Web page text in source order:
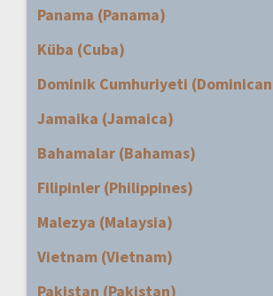
Panama (Panama)
Küba (Cuba)
Dominik Cumhuriyeti
Jamaika (Jamaica)
Bahamalar (Bahamas)
Filipinler (Philippines)
Malezya (Malaysia)
Vietnam (Vietnam)
Pakistan (Pakistan)